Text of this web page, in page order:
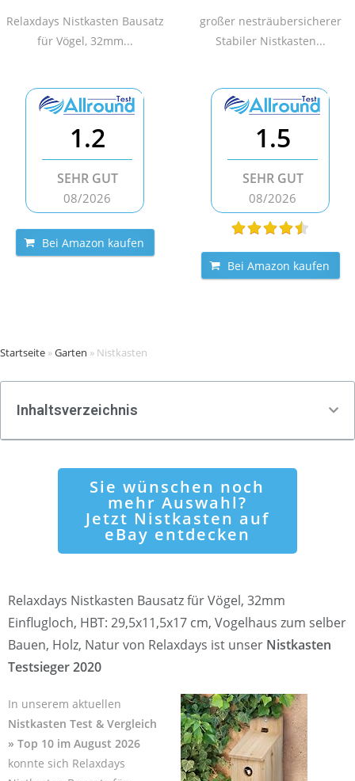
Relaxdays Nistkasten Bausatz
für Vögel, 32mm...
großer nesträubersicherer
Stabiler Nistkasten...
1.2
SEHR GUT
08/2026
Bei Amazon kaufen
1.5
SEHR GUT
08/2026
Bei Amazon kaufen
Startseite »Garten » Nistkasten
Inhaltsverzeichnis
Sie wünschen noch
mehr Auswahl?
Jetzt Nistkasten auf
eBay entdecken
Relaxdays Nistkasten Bausatz für Vögel, 32mm
Einflugloch, HBT: 29,5x11,5x17 cm, Vogelhaus zum selber
Bauen, Holz, Natur von Relaxdays ist unser Nistkasten
Testsieger 2020
In unserem aktuellen
Nistkasten Test & Vergleich
» Top 10 im August 2026
konnte sich Relaxdays